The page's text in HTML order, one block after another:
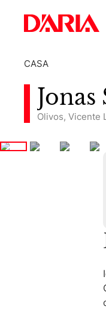
CASA
Olivos, Vicente